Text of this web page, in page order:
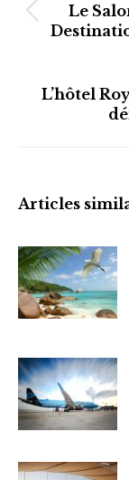
Le
L’hôtel
Articles